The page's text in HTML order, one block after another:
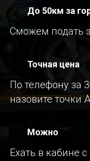
До 50км за
Сможем подать
Точная цена
По телефону за
назовите точки
Можно
Ехать в кабине